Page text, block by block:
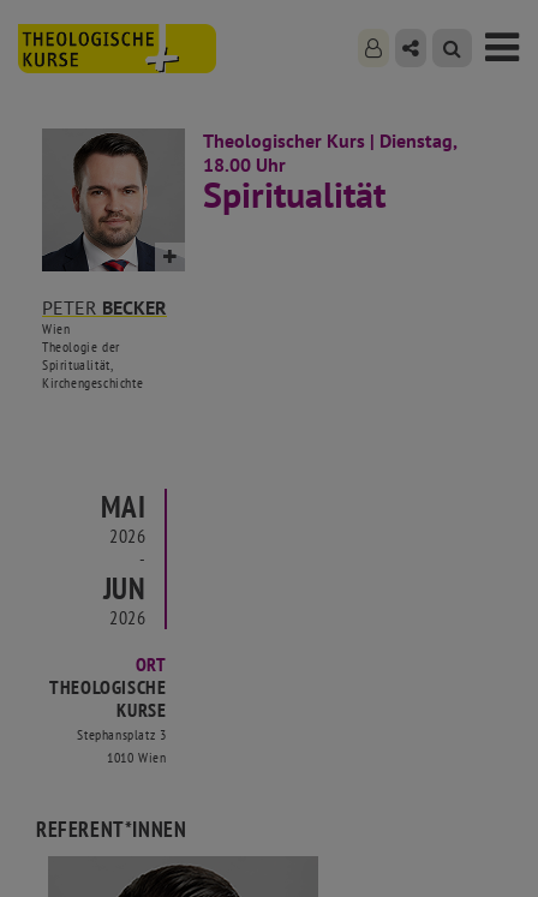
PETER BECKER
Wien
Theologie der
Spiritualität,
Kirchengeschichte
Theologischer Kurs | Dienstag,
18.00 Uhr
Spiritualität
MAI
2026
-
JUN
2026
ORT
THEOLOGISCHE
KURSE
Stephansplatz 3
1010 Wien
REFERENT*INNEN